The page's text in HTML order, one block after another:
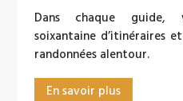
Dans chaque guide,
soixantaine d’itinéraires
randonnées alentour.
En savoir plus